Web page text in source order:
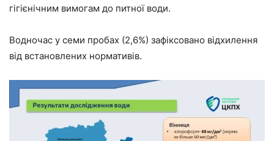
гігієнічним вимогам до питної води.
Водночас у семи пробах (2,6%) зафіксовано відхилення
від встановлених нормативів.